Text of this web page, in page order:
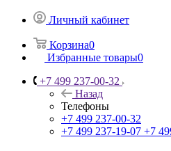
Личный кабинет
Корзина0
Избранные товары0
+7 499 237-00-32
Назад
Телефоны
+7 499 237-00-32
+7 499 237-19-07 +7